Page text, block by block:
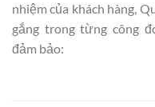
nhiệm của khách hàng,
gắng trong từng công
đảm bảo: